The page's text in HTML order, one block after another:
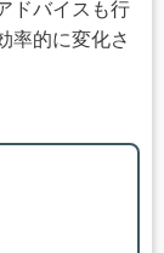
ドバイスも行
率的に変化さ